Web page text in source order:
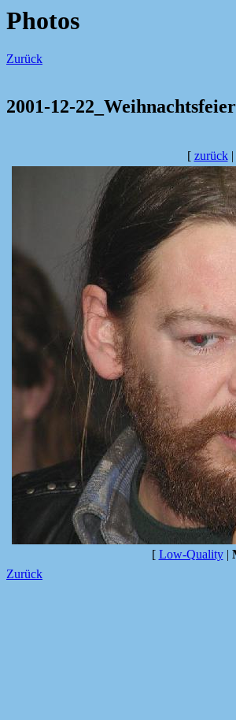
Photos
Zurück
2001-12-22_Weihnachtsfeier
[ zurück|
[ Low-Quality|
Zurück